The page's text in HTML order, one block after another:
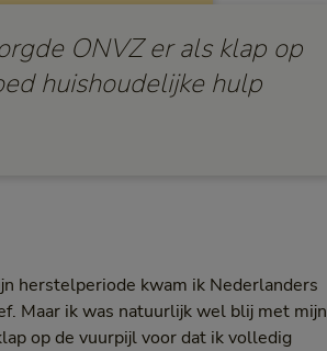
ONVZ er als klap op
huishoudelijke hulp
herstelperiode kwam ik Nederlanders
Maar ik was natuurlijk wel blij met mijn
op de vuurpijl voor dat ik volledig